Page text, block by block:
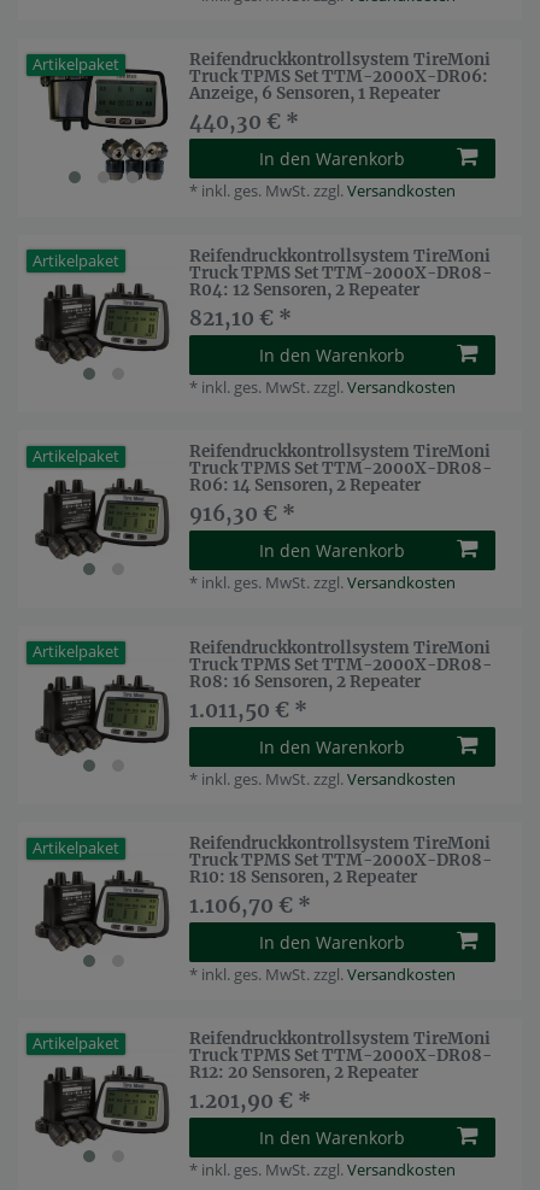
Artikelpaket
Reifendruckkontrollsystem TireMoni
Truck TPMS Set TTM-2000X-DR06:
Anzeige, 6 Sensoren, 1 Repeater
440,30 € *
In den Warenkorb
* inkl. ges. MwSt.zzgl.Versandkosten
Artikelpaket
Reifendruckkontrollsystem TireMoni
Truck TPMS Set TTM-2000X-DR08-
R04: 12 Sensoren, 2 Repeater
821,10 € *
In den Warenkorb
* inkl. ges. MwSt.zzgl.Versandkosten
Artikelpaket
Reifendruckkontrollsystem TireMoni
Truck TPMS Set TTM-2000X-DR08-
R06: 14 Sensoren, 2 Repeater
916,30 € *
In den Warenkorb
* inkl. ges. MwSt.zzgl.Versandkosten
Artikelpaket
Reifendruckkontrollsystem TireMoni
Truck TPMS Set TTM-2000X-DR08-
R08: 16 Sensoren, 2 Repeater
1.011,50 € *
In den Warenkorb
* inkl. ges. MwSt. zzgl.Versandkosten
Artikelpaket
Reifendruckkontrollsystem TireMoni
Truck TPMS Set TTM-2000X-DR08-
R10: 18 Sensoren, 2 Repeater
1.106,70 € *
In den Warenkorb
* inkl. ges. MwSt.zzgl.Versandkosten
Artikelpaket
Reifendruckkontrollsystem TireMoni
Truck TPMS Set TTM-2000X-DR08-
R12: 20 Sensoren, 2 Repeater
1.201,90 € *
In den Warenkorb
* inkl. ges. MwSt.zzgl.Versandkosten